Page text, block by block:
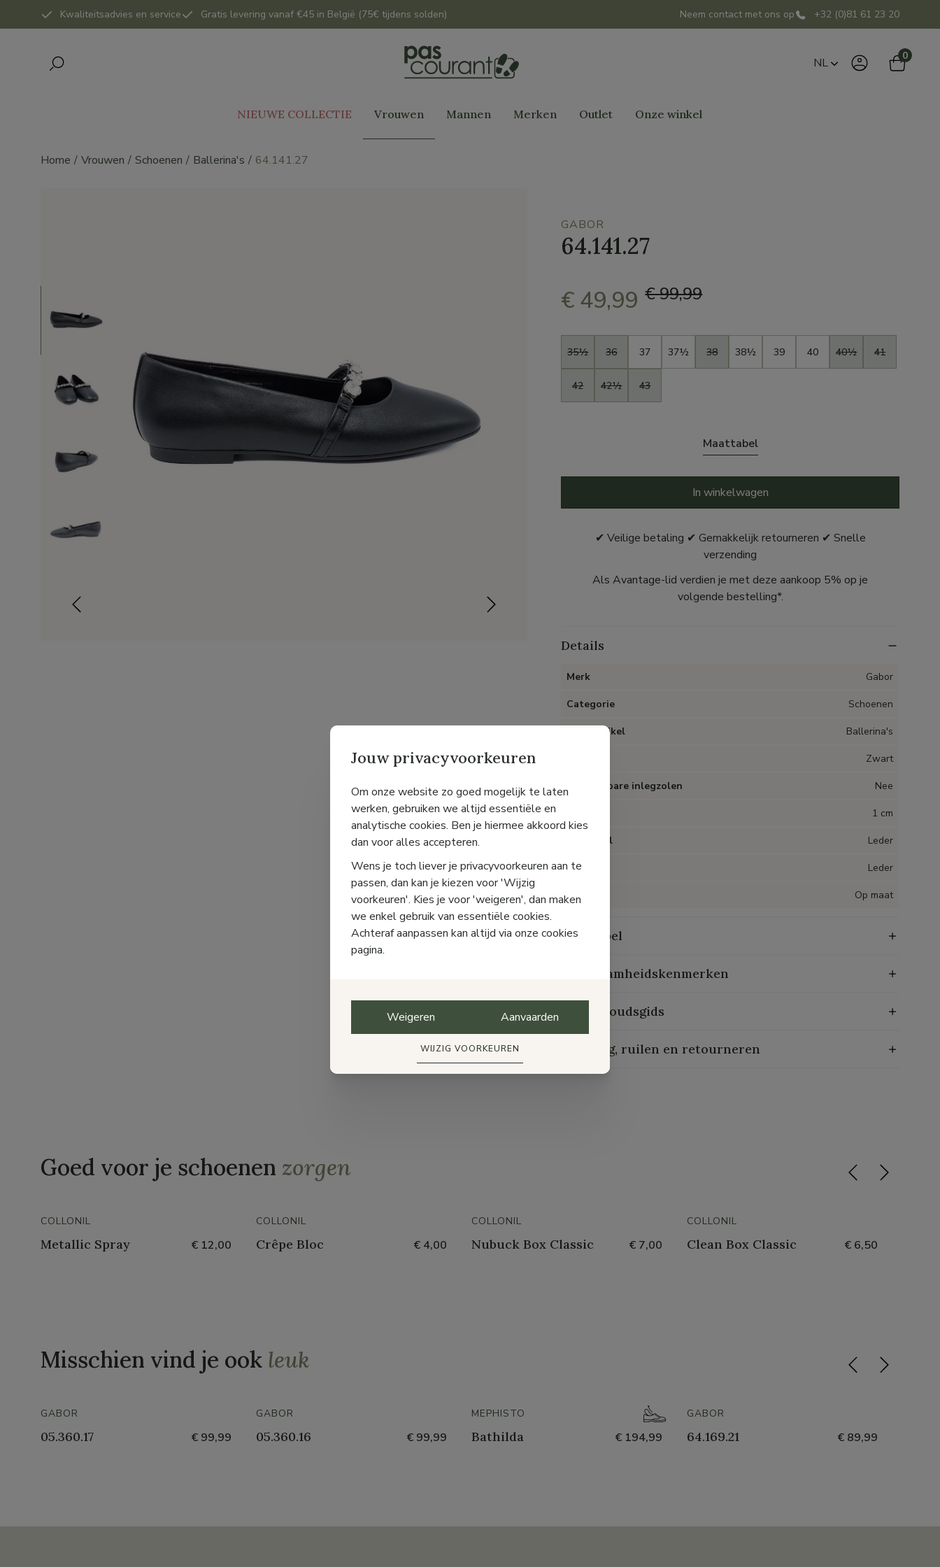
Kwaliteitsadvies en service Gratis levering vanaf €45 in België (75€ tijdens solden) Neem contact met ons op +32 (0)81 61 23 20
NL 0
NIEUWE COLLECTIE Vrouwen Mannen Merken Outlet Onze winkel
Home Vrouwen Schoenen Ballerina's 64.141.27
GABOR
64.141.27
€ 49,99 € 99,99
Maat
35½ 36 37 37½ 38 38½ 39 40 40½ 41
42 42½ 43
Maattabel
In winkelwagen
✔ Veilige betaling ✔ Gemakkelijk retourneren ✔ Snelle
verzending
Als Avantage-lid verdien je met deze aankoop 5% op je
volgende bestelling*.
Details
Merk Gabor
Categorie Schoenen
Type artikel Ballerina's
Zwart
Uitneembare inlegzolen Nee
1 cm
Materiaal Leder
Voering Leder
Pasvorm Op maat
Maattabel
Duurzaamheidskenmerken
Onderhoudsgids
Levering, ruilen en retourneren
Goed voor je schoenen zorgen
COLLONIL
Metallic Spray € 12,00
COLLONIL
Crêpe Bloc € 4,00
COLLONIL
Nubuck Box Classic € 7,00
COLLONIL
Clean Box Classic € 6,50
Misschien vind je ook leuk
GABOR
05.360.17 € 99,99
GABOR
05.360.16 € 99,99
MEPHISTO
Bathilda € 194,99
GABOR
64.169.21 € 89,99
Jouw privacyvoorkeuren
Om onze website zo goed mogelijk te laten
werken, gebruiken we altijd essentiële en
analytische cookies. Ben je hiermee akkoord kies
dan voor alles accepteren.
Wens je toch liever je privacyvoorkeuren aan te
passen, dan kan je kiezen voor 'Wijzig
voorkeuren'. Kies je voor 'weigeren', dan maken
we enkel gebruik van essentiële cookies.
Achteraf aanpassen kan altijd via onze cookies
pagina.
Weigeren Aanvaarden
WIJZIG VOORKEUREN